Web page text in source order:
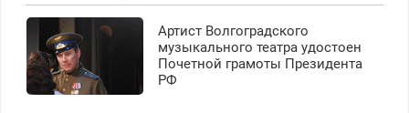
Артист Волгоградского
музыкального театра удостоен
Почетной грамоты Президента
РФ